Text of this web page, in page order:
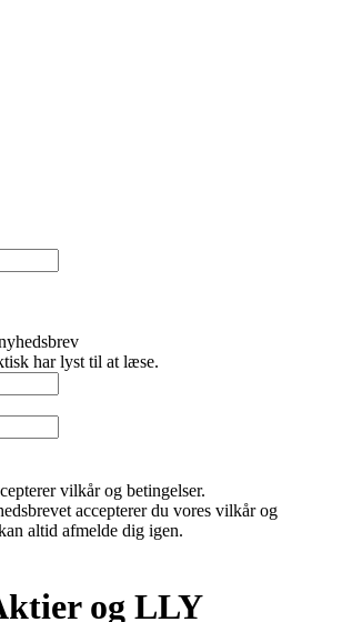
har lyst til at læse.
vilkår og betingelser.
accepterer du vores vilkår og
altid afmelde dig igen.
og LLY